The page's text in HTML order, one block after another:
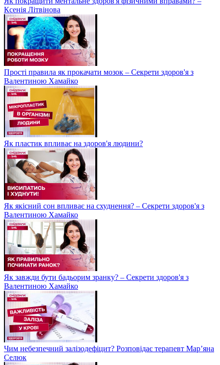
Ксенія Літвінова
Прості правила як прокачати мозок – Секрети здоров'я з
Валентиною Хамайко
Як пластик впливає на здоров'я людини?
Як якісний сон впливає на схуднення? – Секрети здоров'я з
Валентиною Хамайко
Як завжди бути бадьорим зранку? – Секрети здоров'я з
Валентиною Хамайко
Чим небезпечний залізодефіцит? Розповідає терапевт Мар’яна
Селюк